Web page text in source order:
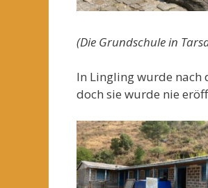
(Die Grundschule in
In Lingling wurde nach
doch sie wurde nie